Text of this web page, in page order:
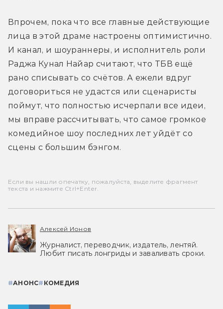
Впрочем, пока что все главные действующие
лица в этой драме настроены оптимистично.
И канал, и шоураннеры, и исполнитель роли
Раджа Кунал Найар считают, что ТБВ ещё
рано списывать со счётов. А ежели вдруг
договориться не удастся или сценаристы
поймут, что полностью исчерпали все идеи,
мы вправе рассчитывать, что самое громкое
комедийное шоу последних лет уйдёт со
сцены с большим бэнгом.
Если вы нашли опечатку, пожалуйста, выделите фрагмент
текста и нажмите Ctrl+Enter.
Алексей Ионов
Журналист, переводчик, издатель, лентяй.
Любит писать лонгриды и заваливать сроки.
#АНОНС# КОМЕДИЯ